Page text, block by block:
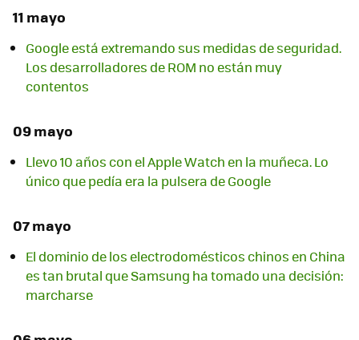
11 mayo
Google está extremando sus medidas de seguridad.
Los desarrolladores de ROM no están muy
contentos
09 mayo
Llevo 10 años con el Apple Watch en la muñeca. Lo
único que pedía era la pulsera de Google
07 mayo
El dominio de los electrodomésticos chinos en China
es tan brutal que Samsung ha tomado una decisión:
marcharse